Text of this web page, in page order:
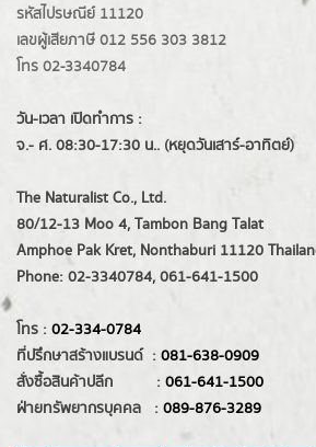
รหัสไปรษณีย์ 11120
เลขผู้เสียภาษี 012 556 303 3812
โทร 02-3340784
วัน-เวลา เปิดทำการ :
จ.- ศ. 08:30-17:30 น.. (หยุดวันเสาร์-อาทิตย์)
The Naturalist Co., Ltd.
80/12-13 Moo 4, Tambon Bang Talat
Amphoe Pak Kret, Nonthaburi 11120
Phone: 02-3340784, 061-641-1500
โทร : 02-334-0784
ที่ปรึกษาสร้างแบรนด์ : 081-638-0909
สั่งซื้อสินค้าปลีก : 061-641-1500
ฝ่ายทรัพยากรบุคคล : 089-876-3289